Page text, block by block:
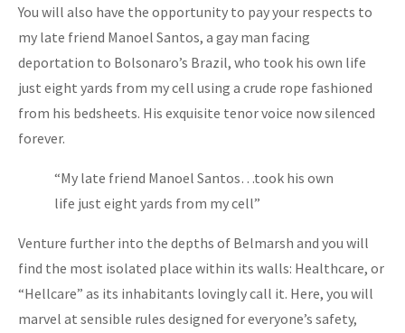
You will also have the opportunity to pay your respects to
my late friend Manoel Santos, a gay man facing
deportation to Bolsonaro’s Brazil, who took his own life
just eight yards from my cell using a crude rope fashioned
from his bedsheets. His exquisite tenor voice now silenced
forever.
“My late friend Manoel Santos…took his own
life just eight yards from my cell”
Venture further into the depths of Belmarsh and you will
find the most isolated place within its walls: Healthcare, or
“Hellcare” as its inhabitants lovingly call it. Here, you will
marvel at sensible rules designed for everyone’s safety,